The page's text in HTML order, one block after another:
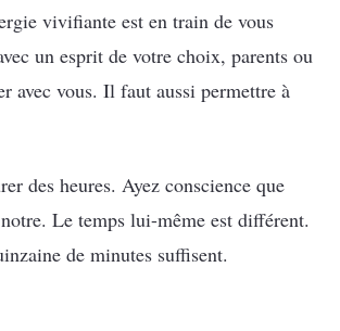
vivifiante est en train de vous
un esprit de votre choix, parents ou
avec vous. Il faut aussi permettre à
des heures. Ayez conscience que
Le temps lui-même est différent.
de minutes suffisent.